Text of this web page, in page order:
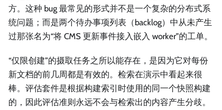
方。这种 bug 最常见的形式并不是一个复杂的分布式系
统问题；而是两个待办事项列表（backlog）中从未产生
过那张名为“将 CMS 更新事件接入嵌入 worker”的工单。
“仅限创建”的摄取任务之所以能存在，是因为它对每份
新文档的前几周都是有效的。检索在演示中看起来很
棒。评估套件是根据构建索引时使用的同一个快照构建
的，因此评估准则永远不会与检索出的内容产生分歧。